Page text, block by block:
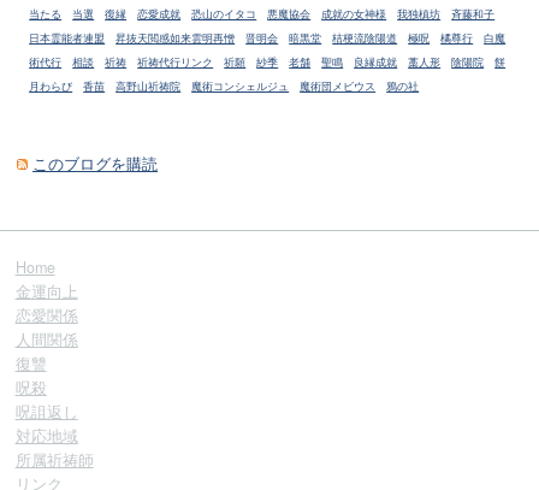
当たる
当選 復縁 恋愛成就 恐山のイタコ 悪魔協会 成就の女神様 我独槙坊
斉藤和子
日本霊能者連盟
昇抜天閲感如来雲明再憎 晋明会 暗黒堂 桔梗流陰陽道 極呪 橘尊行
白魔
術代行
相談 祈祷 祈祷代行リンク 祈願 紗季 老舗 聖鳴 良縁成就 藁人形 陰陽院
餅
月わらび
香苗 高野山祈祷院 魔術コンシェルジュ 魔術団メビウス 鴉の社
このブログを購読
Home
金運向上
恋愛関係
人間関係
復讐
呪殺
呪詛返し
対応地域
所属祈祷師
リンク